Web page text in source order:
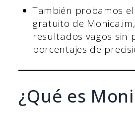
También probamos
gratuito de
resultados vagos sin
porcentajes de
¿Qué es